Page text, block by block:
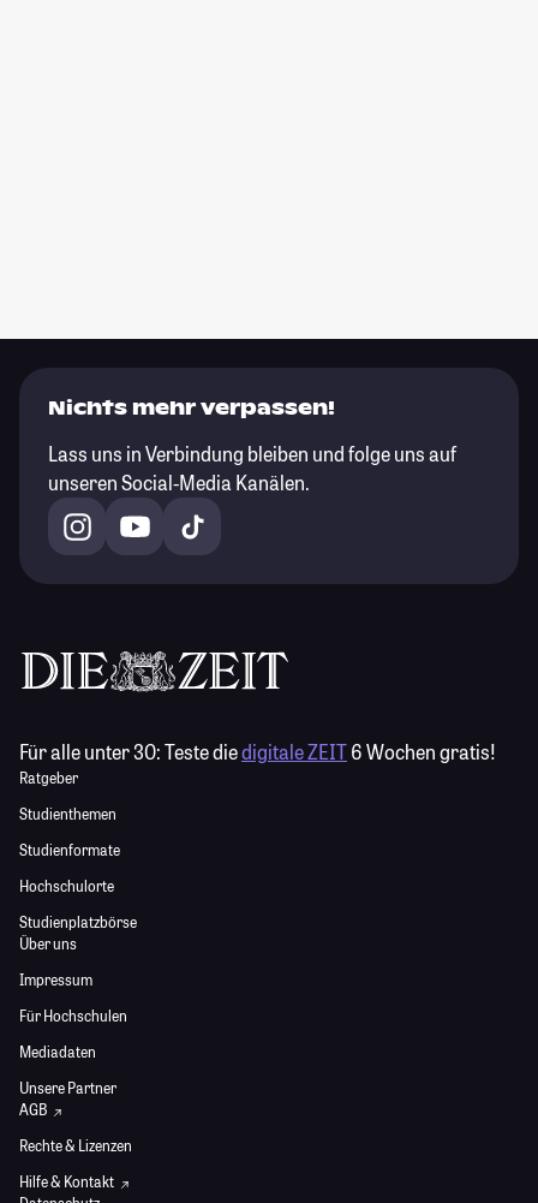
Nichts mehr verpassen!
Lass uns in Verbindung bleiben und folge uns auf
unseren Social-Media Kanälen.
Für alle unter 30:Teste diedigitale ZEIT6 Wochen gratis!
Ratgeber
Studienthemen
Studienformate
Hochschulorte
Studienplatzbörse
Über uns
Impressum
Für Hochschulen
Mediadaten
Unsere Partner
AGB
Rechte & Lizenzen
Hilfe & Kontakt